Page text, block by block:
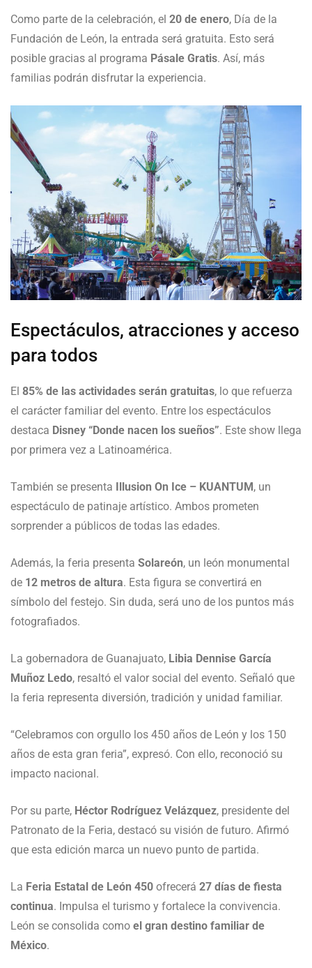
Como parte de la celebración, el 20 de enero, Día de la
Fundación de León, la entrada será gratuita. Esto será
posible gracias al programa Pásale Gratis. Así, más
familias podrán disfrutar la experiencia.
Espectáculos, atracciones y acceso
para todos
El 85% de las actividades serán gratuitas, lo que refuerza
el carácter familiar del evento. Entre los espectáculos
destaca Disney “Donde nacen los sueños”. Este show llega
por primera vez a Latinoamérica.
También se presenta Illusion On Ice – KUANTUM, un
espectáculo de patinaje artístico. Ambos prometen
sorprender a públicos de todas las edades.
Además, la feria presenta Solareón, un león monumental
de 12 metros de altura. Esta figura se convertirá en
símbolo del festejo. Sin duda, será uno de los puntos más
fotografiados.
La gobernadora de Guanajuato, Libia Dennise García
Muñoz Ledo, resaltó el valor social del evento. Señaló que
la feria representa diversión, tradición y unidad familiar.
“Celebramos con orgullo los 450 años de León y los 150
años de esta gran feria”, expresó. Con ello, reconoció su
impacto nacional.
Por su parte, Héctor Rodríguez Velázquez, presidente del
Patronato de la Feria, destacó su visión de futuro. Afirmó
que esta edición marca un nuevo punto de partida.
La Feria Estatal de León 450 ofrecerá 27 días de fiesta
continua. Impulsa el turismo y fortalece la convivencia.
León se consolida como el gran destino familiar de
México.